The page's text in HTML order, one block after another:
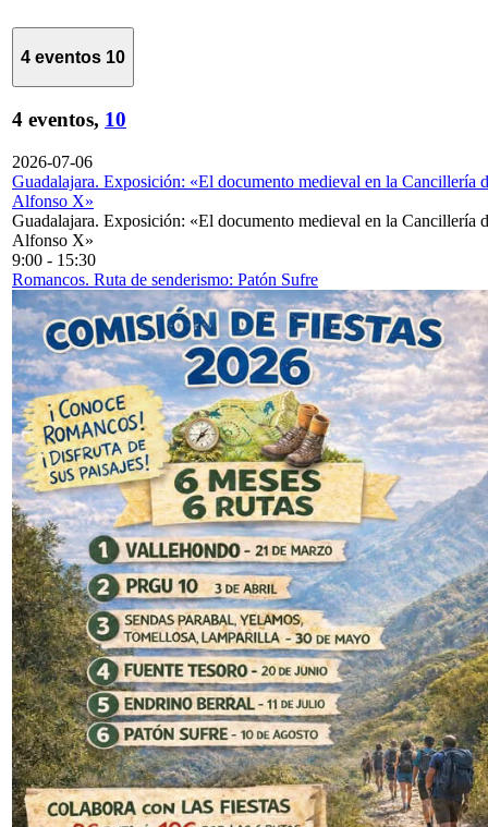
4 eventos 10
4 eventos, 10
2026-07-06
Guadalajara. Exposición: «El documento medieval en la Cancillería
Alfonso X»
Guadalajara. Exposición: «El documento medieval en la Cancillería
Alfonso X»
9:00 - 15:30
Romancos. Ruta de senderismo: Patón Sufre